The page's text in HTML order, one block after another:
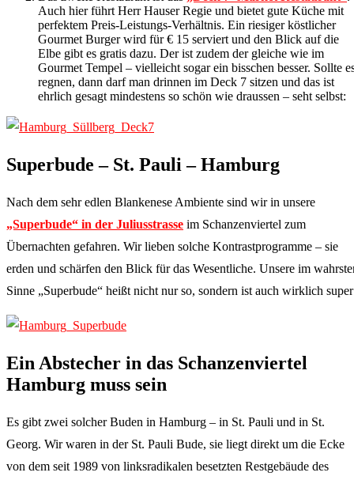
Auch hier führt Herr Hauser Regie und bietet gute Küche mit
perfektem Preis-Leistungs-Verhältnis. Ein riesiger köstlicher
Gourmet Burger wird für € 15 serviert und den Blick auf die
Elbe gibt es gratis dazu. Der ist zudem der gleiche wie im
Gourmet Tempel – vielleicht sogar ein bisschen besser. Sollte
regnen, dann darf man drinnen im Deck 7 sitzen und das ist
ehrlich gesagt mindestens so schön wie draussen – seht selbst:
Superbude – St. Pauli – Hamburg
Nach dem sehr edlen Blankenese Ambiente sind wir in unsere
„Superbude“ in der Juliusstrasse im Schanzenviertel zum
Übernachten gefahren. Wir lieben solche Kontrastprogramme – sie
erden und schärfen den Blick für das Wesentliche. Unsere im
Sinne „Superbude“ heißt nicht nur so, sondern ist auch wirklich
Ein Abstecher in das Schanzenviertel
Hamburg muss sein
Es gibt zwei solcher Buden in Hamburg – in St. Pauli und in St.
Georg. Wir waren in der St. Pauli Bude, sie liegt direkt um die Ecke
von dem seit 1989 von linksradikalen besetzten Restgebäude des